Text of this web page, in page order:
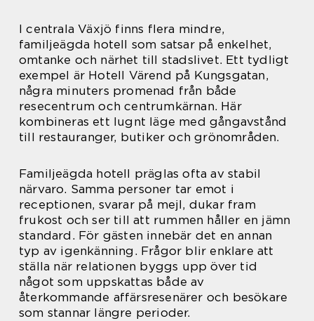
I centrala Växjö finns flera mindre,
familjeägda hotell som satsar på enkelhet,
omtanke och närhet till stadslivet. Ett tydligt
exempel är Hotell Värend på Kungsgatan,
några minuters promenad från både
resecentrum och centrumkärnan. Här
kombineras ett lugnt läge med gångavstånd
till restauranger, butiker och grönområden.
Familjeägda hotell präglas ofta av stabil
närvaro. Samma personer tar emot i
receptionen, svarar på mejl, dukar fram
frukost och ser till att rummen håller en jämn
standard. För gästen innebär det en annan
typ av igenkänning. Frågor blir enklare att
ställa när relationen byggs upp över tid
något som uppskattas både av
återkommande affärsresenärer och besökare
som stannar längre perioder.